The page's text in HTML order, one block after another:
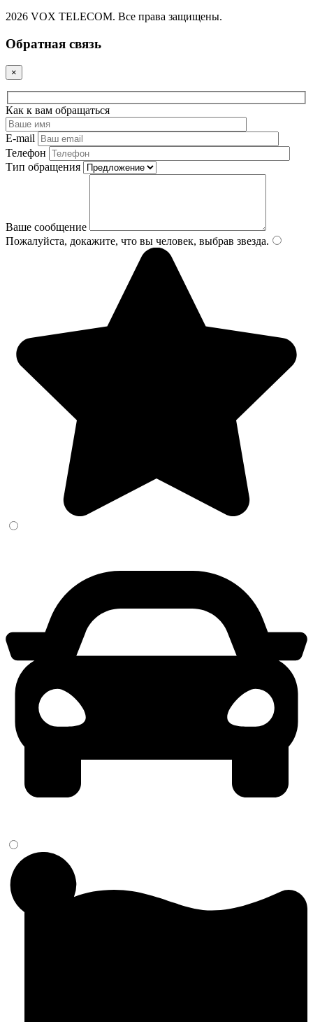
2026 VOX TELECOM. Все права защищены.
Обратная связь
×
Как к вам обращаться
E-mail
Телефон
Тип обращения
Ваше сообщение
Пожалуйста, докажите, что вы человек, выбрав звезда.